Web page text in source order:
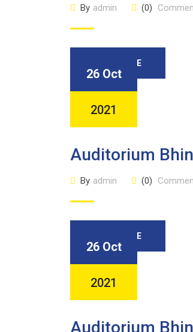
By admin (0)
READ MORE
26 Oct
2021
Auditorium
By admin (0)
READ MORE
26 Oct
2021
Auditorium